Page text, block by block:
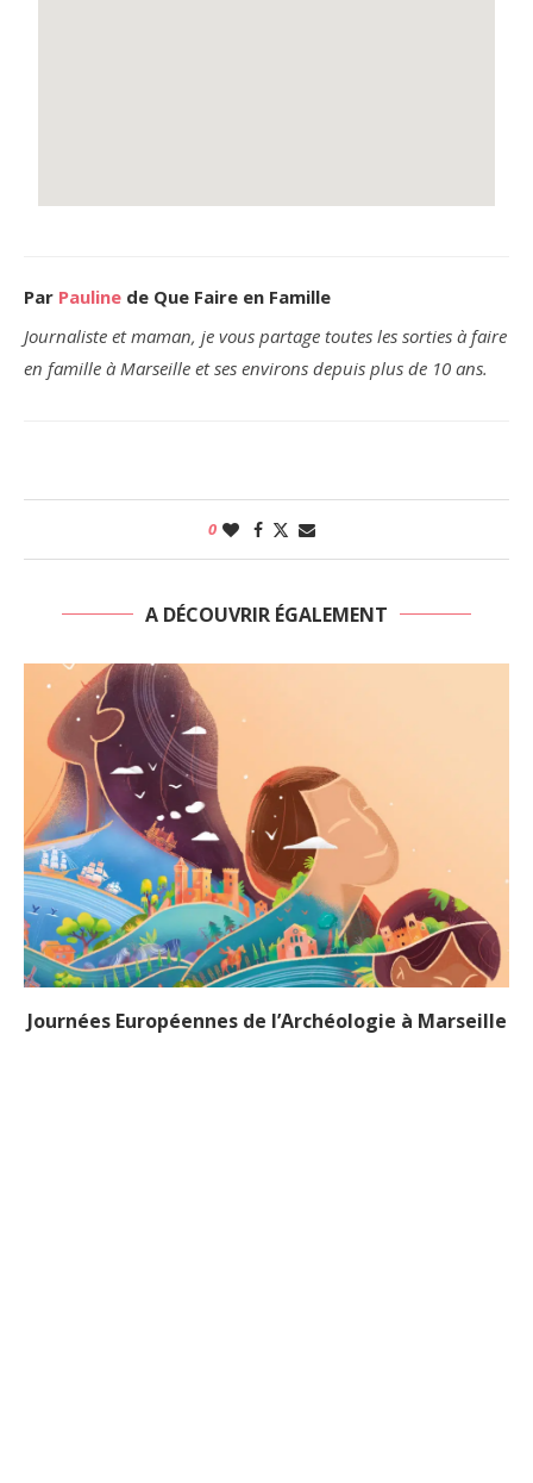
Par Pauline de Que Faire en Famille
Journaliste et maman, je vous partage toutes les sorties à faire
en famille à Marseille et ses environs depuis plus de 10 ans.
0
A DÉCOUVRIR ÉGALEMENT
Journées Européennes de l’Archéologie à Marseille